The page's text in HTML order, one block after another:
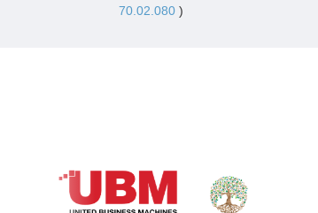
70.02.080 )